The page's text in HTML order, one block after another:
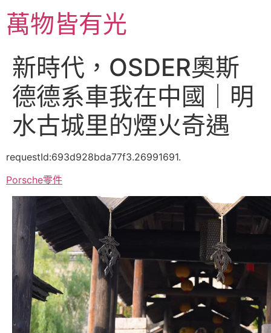
主萬物皆有光
新時代，OSDER奧斯
德德系車我在中國｜明
水古城里的煙火奇遇
requestId:693d928bda77f3.26991691.
Porsche零件